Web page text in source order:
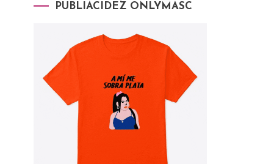
PUBLIACIDEZ ONLYMASC